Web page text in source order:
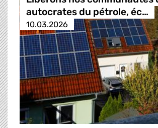
autocrates du pétrole, éc…
10.03.2026